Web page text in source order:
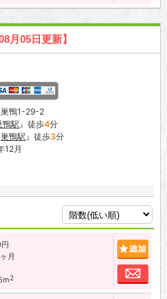
08月05日更新】
巣鴨1-29-2
鴨駅 』徒歩4分
巣鴨駅 』徒歩3分
12月
月
2
お